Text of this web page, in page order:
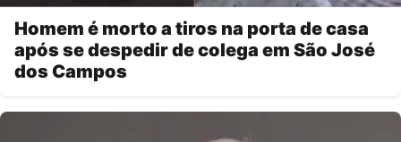
Homem é morto a tiros na porta de casa
após se despedir de colega em São José
dos Campos